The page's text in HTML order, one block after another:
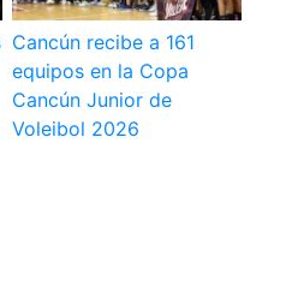
Cancún recibe a 161
equipos en la Copa
Cancún Junior de
Voleibol 2026